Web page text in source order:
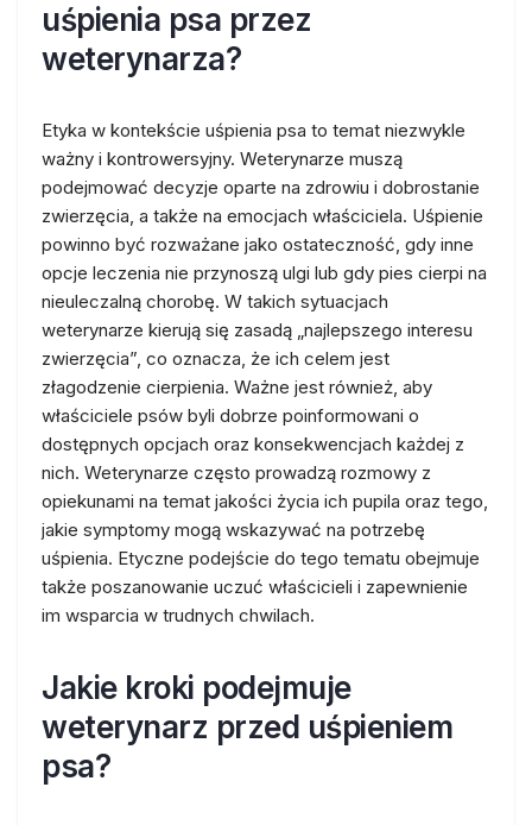
uśpienia psa przez
weterynarza?
Etyka w kontekście uśpienia psa to temat niezwykle
ważny i kontrowersyjny. Weterynarze muszą
podejmować decyzje oparte na zdrowiu i dobrostanie
zwierzęcia, a także na emocjach właściciela. Uśpienie
powinno być rozważane jako ostateczność, gdy inne
opcje leczenia nie przynoszą ulgi lub gdy pies cierpi na
nieuleczalną chorobę. W takich sytuacjach
weterynarze kierują się zasadą „najlepszego interesu
zwierzęcia”, co oznacza, że ich celem jest
złagodzenie cierpienia. Ważne jest również, aby
właściciele psów byli dobrze poinformowani o
dostępnych opcjach oraz konsekwencjach każdej z
nich. Weterynarze często prowadzą rozmowy z
opiekunami na temat jakości życia ich pupila oraz tego,
jakie symptomy mogą wskazywać na potrzebę
uśpienia. Etyczne podejście do tego tematu obejmuje
także poszanowanie uczuć właścicieli i zapewnienie
im wsparcia w trudnych chwilach.
Jakie kroki podejmuje
weterynarz przed uśpieniem
psa?